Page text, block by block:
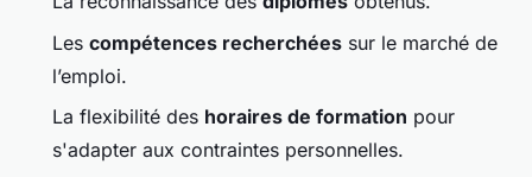
Les compétences recherchées sur le marché de
l’emploi.
La flexibilité des horaires de formation pour
s'adapter aux contraintes personnelles.